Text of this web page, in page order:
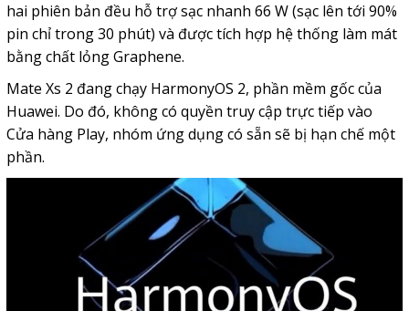
hai phiên bản đều hỗ trợ sạc nhanh 66 W (sạc lên tới 90%
pin chỉ trong 30 phút) và được tích hợp hệ thống làm mát
bằng chất lỏng Graphene.
Mate Xs 2 đang chạy HarmonyOS 2, phần mềm gốc của
Huawei. Do đó, không có quyền truy cập trực tiếp vào
Cửa hàng Play, nhóm ứng dụng có sẵn sẽ bị hạn chế một
phần.